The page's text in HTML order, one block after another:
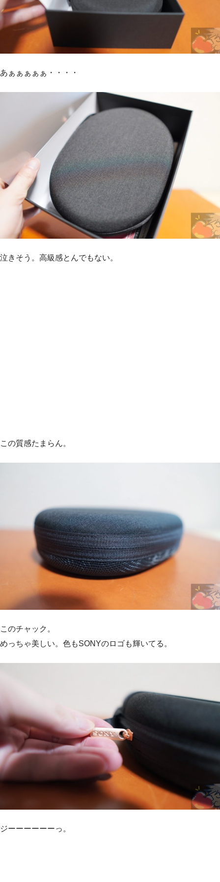
あぁぁぁぁぁ・・・・
泣きそう。高級感とんでもない。
この質感たまらん。
このチャック。
めっちゃ美しい。色もSONYのロゴも輝いてる。
ジーーーーーーっ。